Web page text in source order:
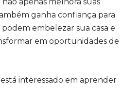
ganha confiança para
embelezar sua casa e
em oportunidades de
interessado em aprender